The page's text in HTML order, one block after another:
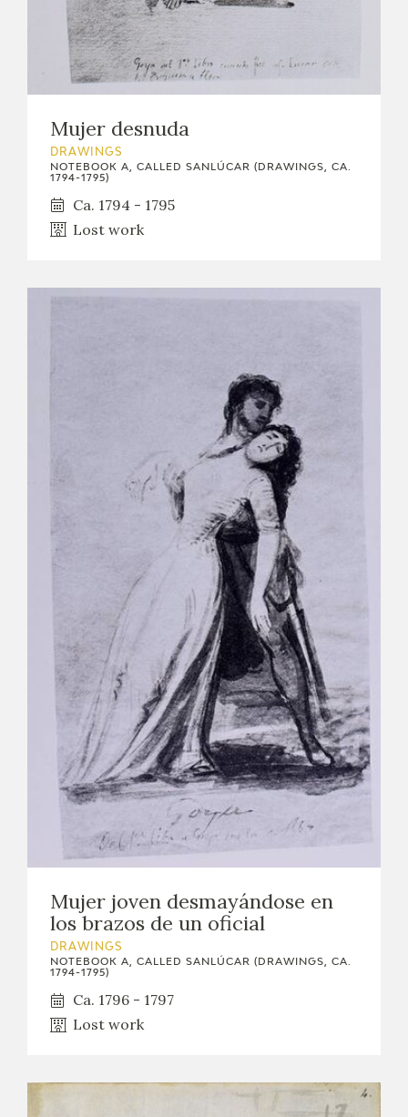
Mujer desnuda
DRAWINGS
NOTEBOOK A, CALLED SANLÚCAR (DRAWINGS, CA.
1794-1795)
Ca. 1794 - 1795
Lost work
Mujer joven desmayándose en
los brazos de un oficial
DRAWINGS
NOTEBOOK A, CALLED SANLÚCAR (DRAWINGS, CA.
1794-1795)
Ca. 1796 - 1797
Lost work